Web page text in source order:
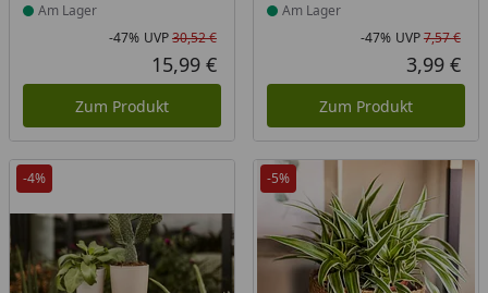
Am Lager
Rabatt in Prozent
-47%
Ursprünglicher Preis
UVP30,52 €
Aktueller Preis
15,99 €
Zum Produkt
Am Lager
-47% UVP7,57 €
3,99 €
Zum Produkt
-4% -5%